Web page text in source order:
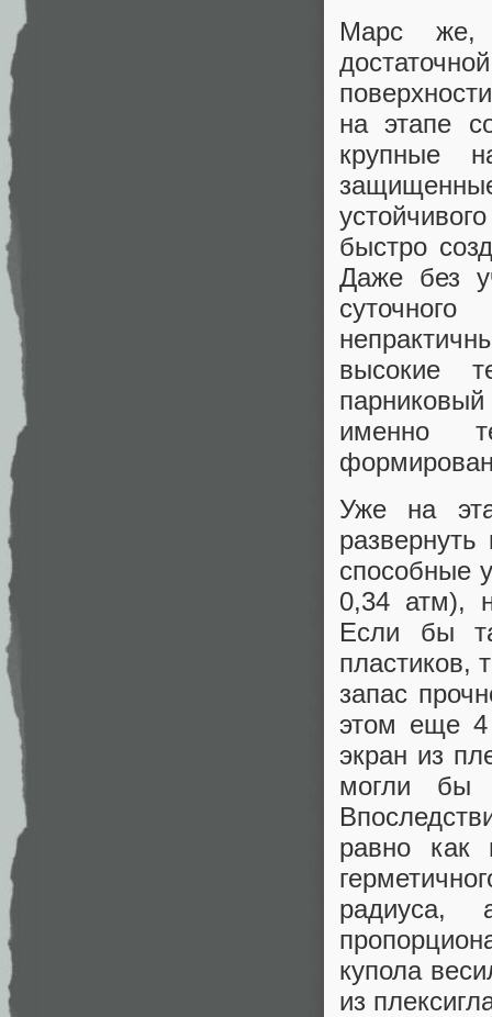
Марс же,
на этапе
крупные
быстро
Даже без
высокие
именно
Уже на
способные
0,34 атм),
Если бы
пластиков,
запас
этом еще 4
экран из
могли бы
равно как
радиуса,
купола
из